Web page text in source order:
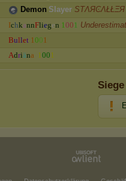
Demon S ayer SТΛЯϾΛŁŁΞЯ
IchkannFliegen 1001
Bullet 1001
Adriäna 1001